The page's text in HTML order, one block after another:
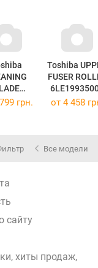
Toshiba
FUSER
грн. от 4 458
Все модели
сайту
хиты продаж,